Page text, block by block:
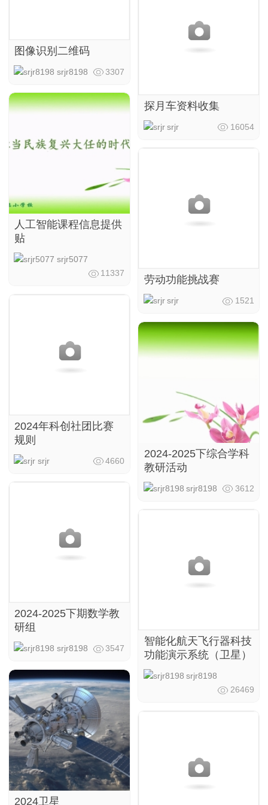
图像识别二维码
srjr8198 3307
人工智能课程信息提供
贴
srjr5077
11337
2024年科创社团比赛
规则
srjr 4660
2024-2025下期数学教
研组
srjr8198 3547
2024卫星
探月车资料收集
srjr 16054
劳动功能挑战赛
srjr 1521
2024-2025下综合学科
教研活动
srjr8198 3612
智能化航天飞行器科技
功能演示系统 （卫星）
srjr8198
26469